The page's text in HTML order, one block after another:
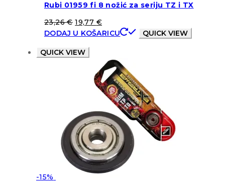
Rubi 01959 fi 8 nožić za seriju TZ i TX
23,26€ 19,77 €
DODAJ U KOŠARICU
QUICK VIEW
QUICK VIEW
-15%